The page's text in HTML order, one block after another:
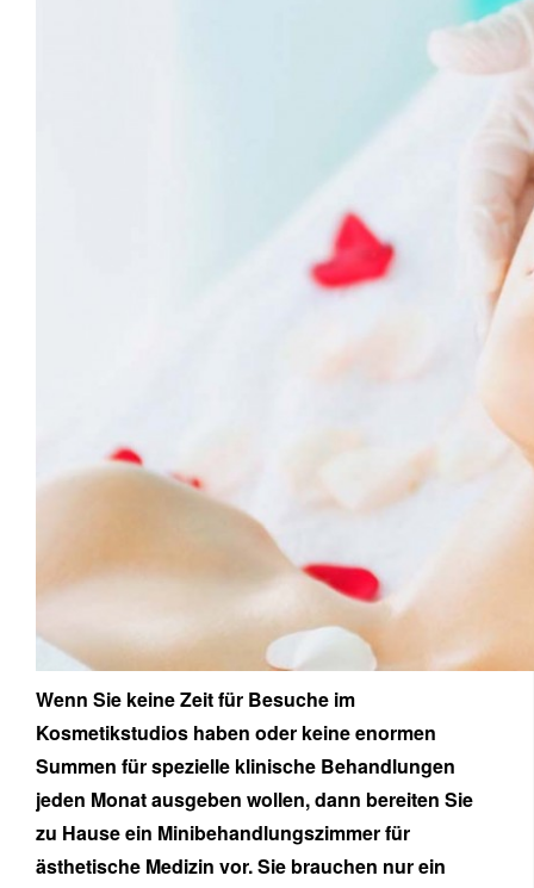
Wenn Sie keine Zeit für Besuche im
Kosmetikstudios haben oder keine enormen
Summen für spezielle klinische Behandlungen
jeden Monat ausgeben wollen, dann bereiten Sie
zu Hause ein Minibehandlungszimmer für
ästhetische Medizin vor. Sie brauchen nur ein